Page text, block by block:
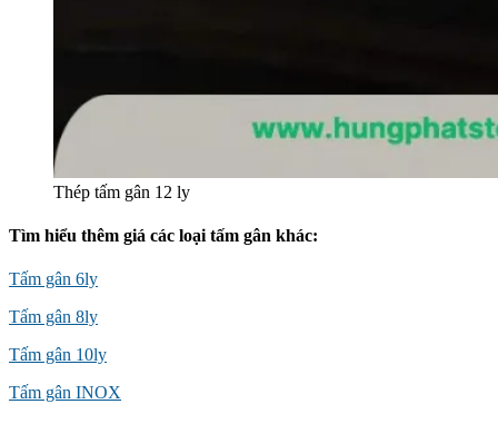
Thép tấm gân 12 ly
Tìm hiểu thêm giá các loại tấm gân khác:
Tấm gân 6ly
Tấm gân 8ly
Tấm gân 10ly
Tấm gân INOX